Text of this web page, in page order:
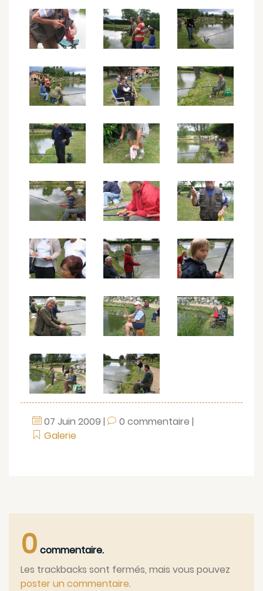
07 Juin 2009 | 0 commentaire |
Galerie
0 commentaire.
Les trackbacks sont fermés, mais vous pouvez
poster un commentaire.